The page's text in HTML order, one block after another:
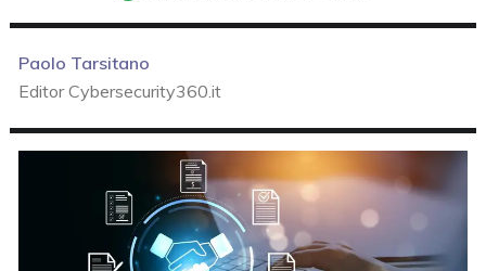
Paolo Tarsitano
Editor Cybersecurity360.it